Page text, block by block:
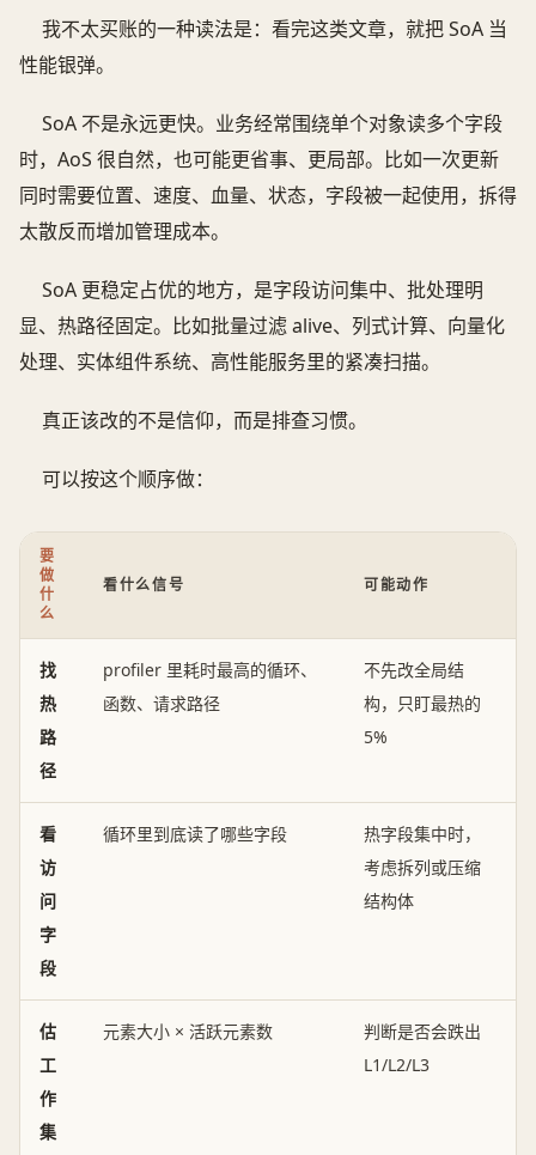
我不太买账的一种读法是：看完这类文章，就把 SoA 当
性能银弹。
SoA 不是永远更快。业务经常围绕单个对象读多个字段
时，AoS 很自然，也可能更省事、更局部。比如一次更新
同时需要位置、速度、血量、状态，字段被一起使用，拆得
太散反而增加管理成本。
SoA 更稳定占优的地方，是字段访问集中、批处理明
显、热路径固定。比如批量过滤 alive、列式计算、向量化
处理、实体组件系统、高性能服务里的紧凑扫描。
真正该改的不是信仰，而是排查习惯。
可以按这个顺序做：
要
做
什
么
看什么信号 可能动作
找
热
路
径
profiler 里耗时最高的循环、
函数、请求路径
不先改全局结
构，只盯最热的
5%
看
访
问
字
段
循环里到底读了哪些字段
热字段集中时，
考虑拆列或压缩
结构体
估
工
作
集
元素大小 × 活跃元素数
判断是否会跌出
L1/L2/L3